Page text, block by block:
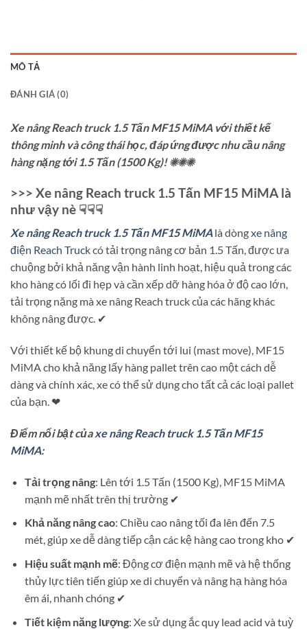
MÔ TẢ
ĐÁNH GIÁ (0)
Xe nâng Reach truck 1.5 Tấn MF15 MiMA với thiết kế
thông minh và công thái học, đáp ứng được nhu cầu nâng
hàng nặng tới 1.5 Tấn (1500 Kg)! ☀☀☀
>>> Xe nâng Reach truck 1.5 Tấn MF15 MiMA là
như vậy nè ☟☟☟
Xe nâng Reach truck 1.5 Tấn MF15 MiMAlà dòngxe nâng
điện Reach Truckcó tải trọng nâng cơ bản 1.5 Tấn, được ưa
chuộng bởi khả năng vận hành linh hoạt, hiệu quả trong các
kho hàng có lối đi hẹp và cần xếp dỡ hàng hóa ở độ cao lớn,
tải trọng nặng mà xe nâng Reach truck của các hãng khác
không nâng được. ✔
Với thiết kế bộ khung di chuyển tới lui (mast move), MF15
MiMA cho khả năng lấy hàng pallet trên cao một cách dễ
dàng và chính xác, xe có thể sử dụng cho tất cả các loại pallet
của bạn. ❤
Điểm nổi bật củaxe nâng Reach truck 1.5 Tấn MF15
MiMA:
Tải trọng nâng: Lên tới 1.5 Tấn (1500 Kg), MF15 MiMA
mạnh mẽ nhất trên thị trường ✔
Khả năng nâng cao: Chiều cao nâng tối đa lên đến 7.5
mét, giúp xe dễ dàng tiếp cận các kệ hàng cao trong kho ✔
Hiệu suất mạnh mẽ: Động cơ điện mạnh mẽ và hệ thống
thủy lực tiên tiến giúp xe di chuyển và nâng hạ hàng hóa
êm ái, nhanh chóng ✔
Tiết kiệm năng lượng: Xe sử dụng ắc quy lead acid và tuỳ